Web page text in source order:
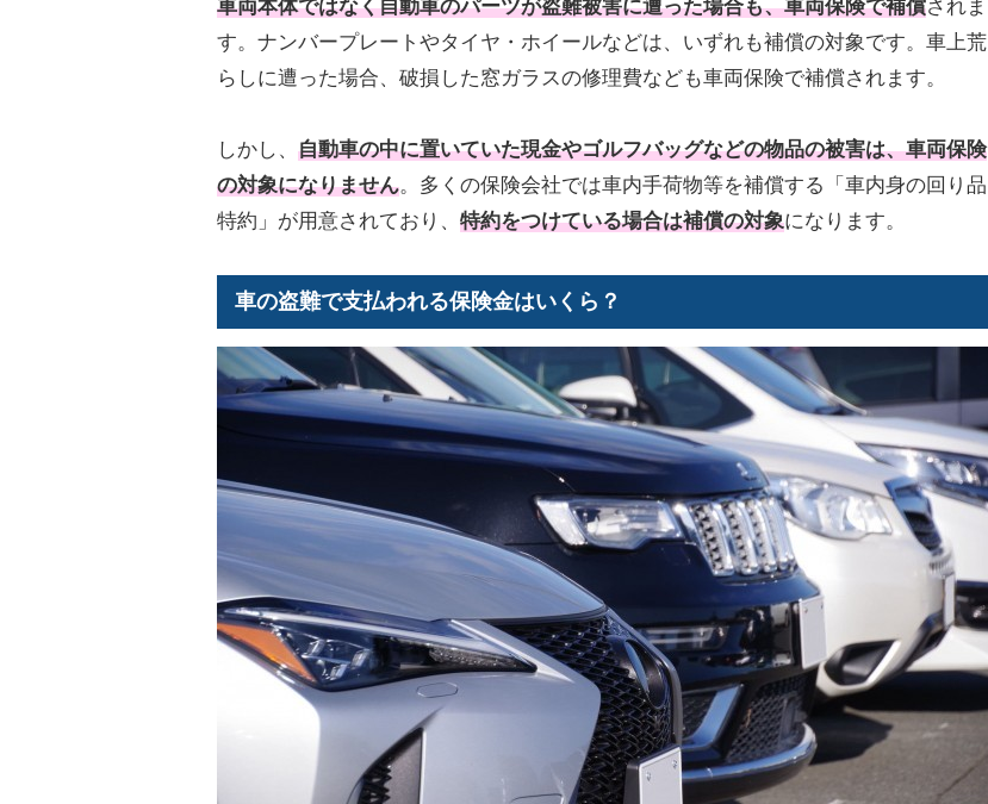
車両本体ではなく自動車のパーツが盗難被害に遭った場合も、車両保険で補償されま
す。ナンバープレートやタイヤ・ホイールなどは、いずれも補償の対象です。車上荒
らしに遭った場合、破損した窓ガラスの修理費なども車両保険で補償されます。
しかし、 自動車の中に置いていた現金やゴルフバッグなどの物品の被害は、車両保険
の対象になりません。多くの保険会社では車内手荷物等を補償する「車内身の回り品
特約」が用意されており、 特約をつけている場合は補償の対象になります。
車の盗難で支払われる保険金はいくら？